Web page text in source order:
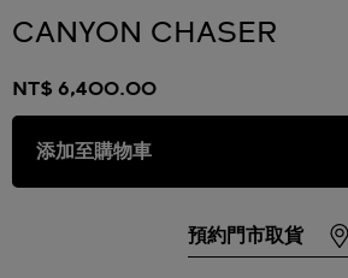
CANYON CHASER
NT$ 6,400.00
添加至購物車
預約門市取貨